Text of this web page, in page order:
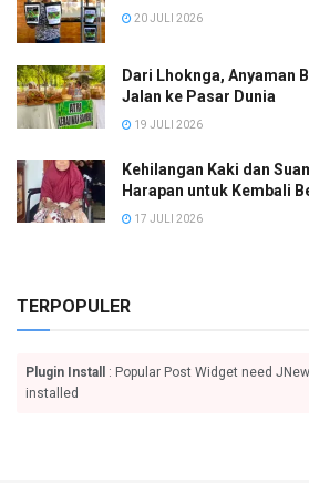
20 JULI 2026
Dari Lhoknga, Anyaman
Jalan ke Pasar Dunia
19 JULI 2026
Kehilangan Kaki dan
Harapan untuk Kembali
17 JULI 2026
TERPOPULER
Plugin Install
: Popular Post Widget need
installed